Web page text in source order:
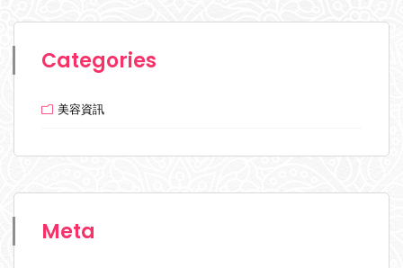
Categories
美容資訊
Meta